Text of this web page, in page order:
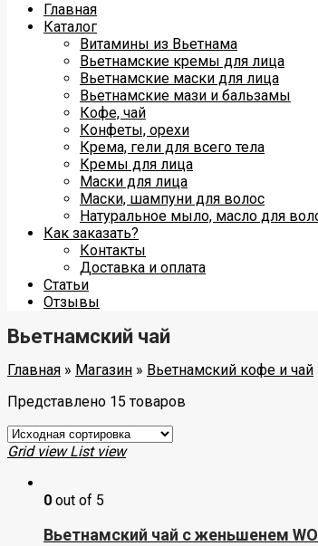
Главная
Каталог
Витамины из Вьетнама
Вьетнамские кремы для лица
Вьетнамские маски для лица
Вьетнамские мази и бальзамы
Кофе, чай
Конфеты, орехи
Крема, гели для всего тела
Кремы для лица
Маски для лица
Маски, шампуни для волос
Натуральное мыло, масло для
Как заказать?
Контакты
Доставка и оплата
Статьи
Отзывы
Вьетнамский чай
Главная » Магазин » Вьетнамский кофе и чай
Представлено 15 товаров
Grid view List view
0 out of 5
Вьетнамский чай с женьшенем